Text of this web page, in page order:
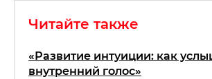
Читайте также
«Развитие интуиции: как
внутренний голос»